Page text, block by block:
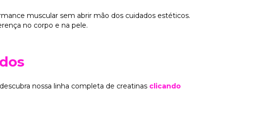
muscular sem abrir mão dos cuidados estéticos.
no corpo e na pele.
nossa linha completa de creatinas clicando